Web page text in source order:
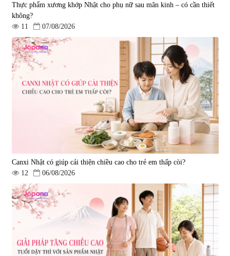
Nước uống Collagen Shinnippai
Top 5.000mg (Hộp 10 chai x
50ml)
693.000 đ
Bột Collagen Green Herb
Kirehada Collagen Powder 100
Green+ (Hộp 30 gói x 5g) - Date
12/2026
|336.320
1.290.000 đ
Bột uống trắng da, cải thiện đốm
nâu, da xỉn màu Kinohimitsu
Prowhite 8g x 30 gói
1.404.000 đ
Thực phẩm xương khớp Nhật cho phụ nữ sau mãn kinh – có cần thiết
không?
11
07/08/2026
Canxi Nhật có giúp cải thiện chiều cao cho trẻ em thấp còi?
12
06/08/2026